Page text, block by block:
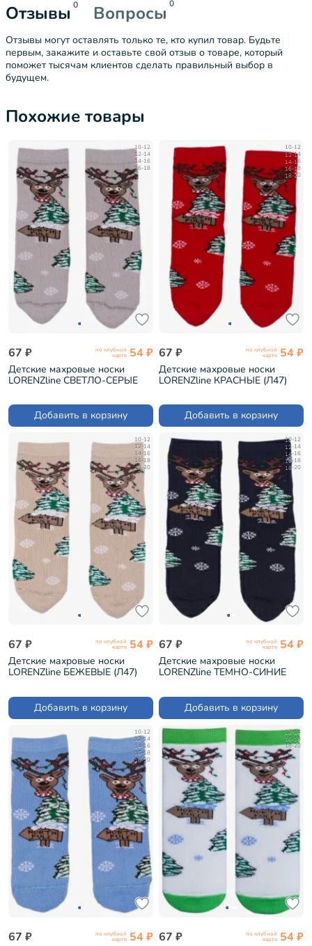
Отзывы 0 Вопросы 0
Отзывы могут оставлять только те, кто купил товар. Будьте
первым, закажите и оставьте свой отзыв о товаре, который
поможет тысячам клиентов сделать правильный выбор в
будущем.
Похожие товары
10-12
12-14
14-16
16-18
67 ₽ по клубной
карте 54 ₽
Детские махровые носки
LORENZline СВЕТЛО-СЕРЫЕ
Добавить в корзину
10-12
12-14
14-16
16-18
18-20
67 ₽ по клубной
карте 54 ₽
Детские махровые носки
LORENZline КРАСНЫЕ (Л47)
Добавить в корзину
10-12
12-14
14-16
16-18
18-20
67 ₽ по клубной
карте 54 ₽
Детские махровые носки
LORENZline БЕЖЕВЫЕ (Л47)
Добавить в корзину
10-12
12-14
14-16
16-18
18-20
67 ₽ по клубной
карте 54 ₽
Детские махровые носки
LORENZline ТЕМНО-СИНИЕ
Добавить в корзину
10-12
12-14
14-16
16-18
18-20
67 ₽ по клубной
карте 54 ₽
12-14
16-18
18-20
67 ₽ по клубной
карте 54 ₽